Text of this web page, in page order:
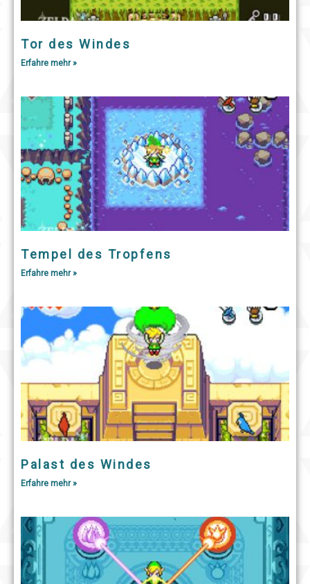
Tor des Windes
Erfahre mehr »
Tempel des Tropfens
Erfahre mehr »
Palast des Windes
Erfahre mehr »